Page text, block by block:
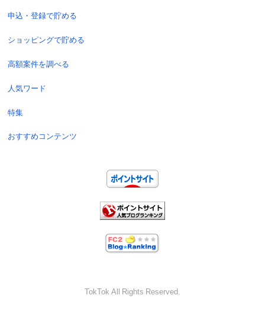
申込・登録で貯める
ショッピングで貯める
高額案件を調べる
人気ワード
特集
おすすめコンテンツ
TokTok All Rights Reserved.